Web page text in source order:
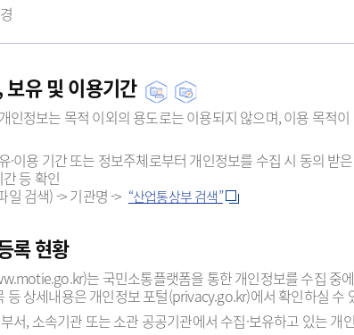
유 및 이용기간
인정보는 목적 이외의 용도로는 이용되지 않으며, 이용 목적
·이용 기간 또는 정보주체로부터 개인정보를 수집 시 동의 받
등 확인
일 검색) -> 기관명 -> “산업통상부 검색”
록 현황
는 국민소통플랫폼을 통한 개인정보를 수집 중
등 상세내용은 개인정보 포털(privacy.go.kr)에서 확인하실 수
서, 소속기관 또는 소관 공공기관에서 수집·보유하고 있는